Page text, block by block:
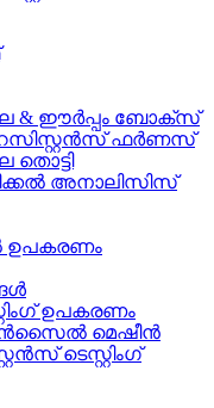
& ഈർപ്പം ബോക്സ്
ഫർണസ്
തൊട്ടി
അനാലിസിസ്
ഉപകരണം
ഉപകരണം
മെഷീൻ
ടെസ്റ്റിംഗ്